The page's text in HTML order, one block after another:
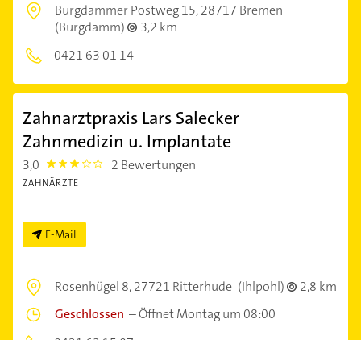
Burgdammer Postweg 15,28717 Bremen
(Burgdamm)
3,2 km
0421 63 01 14
Zahnarztpraxis Lars Salecker
Zahnmedizin u. Implantate
3,0 3.0 2 Bewertungen
ZAHNÄRZTE
E-Mail
Rosenhügel 8,27721 Ritterhude (Ihlpohl)
2,8 km
Geschlossen –Öffnet Montag um 08:00